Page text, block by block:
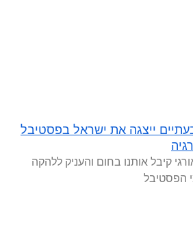
ייצגה את ישראל בפסטיבל
קיבל אותנו בחום והעניק ללהקה
הפסטיבל